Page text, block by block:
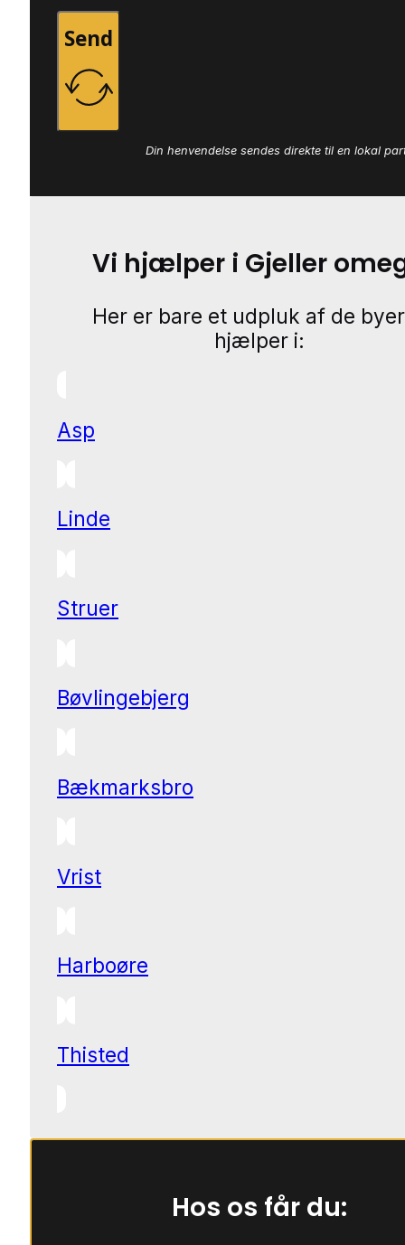
Send
Din henvendelse sendes direkte til en lokal
Vi hjælper i Gjeller
Her er bare et udpluk af de
hjælper i:
Asp
Linde
Struer
Bøvlingebjerg
Bækmarksbro
Vrist
Harboøre
Thisted
Hos os får du: